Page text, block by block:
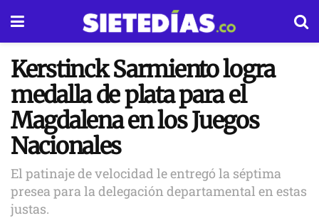
Kerstinck Sarmiento logra
medalla de plata para el
Magdalena en los Juegos
Nacionales
El patinaje de velocidad le entregó la séptima
presea para la delegación departamental en estas
justas.